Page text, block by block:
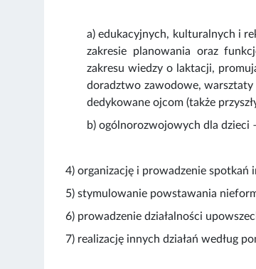
a) edukacyjnych, kulturalnych i
zakresie planowania oraz
zakresu wiedzy o laktacji,
doradztwo zawodowe, warsztaty
dedykowane ojcom (także
b) ogólnorozwojowych dla dzieci
4) organizację i prowadzenie spotkań
5) stymulowanie powstawania
6) prowadzenie działalności
7) realizację innych działań według